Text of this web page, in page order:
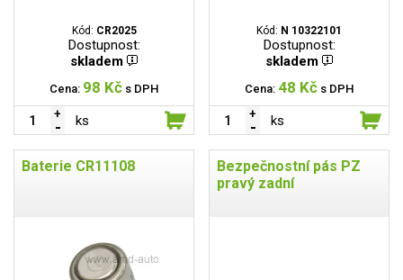
Kód: CR2025
Dostupnost:
skladem
Cena: 98 Kč s DPH
ks
Kód: N 10322101
Dostupnost:
skladem
Cena: 48 Kč s DPH
ks
Baterie CR11108
Bezpečnostní pás PZ
pravý zadní